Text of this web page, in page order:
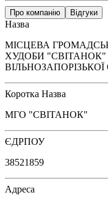
Про компанію Відгуки
Назва
МІСЦЕВА
ХУДОБИ
ВІЛЬНОЗАПОРІЗЬКОЇ
Коротка Назва
МГО "СВІТАНОК"
ЄДРПОУ
38521859
Адреса